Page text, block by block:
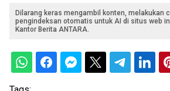
Dilarang keras mengambil konten, melakukan
pengindeksan otomatis untuk AI di situs web
Kantor Berita ANTARA.